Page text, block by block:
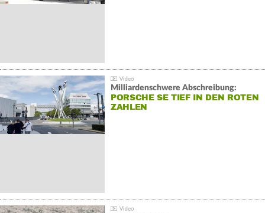
Milliardenschwere Abschreibung:
PORSCHE SE TIEF IN DEN ROTEN
ZAHLEN